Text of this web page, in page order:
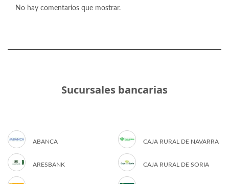
No hay comentarios que mostrar.
Sucursales bancarias
ABANCA
ARESBANK
CAJA RURAL DE NAVARRA
CAJA RURAL DE SORIA